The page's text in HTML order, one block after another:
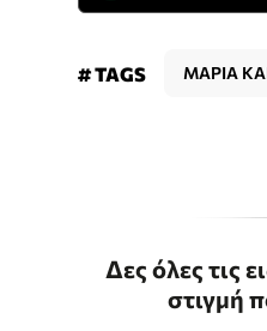
# TAGS ΜΑΡΙΑ
Δες όλες τις
στιγμή